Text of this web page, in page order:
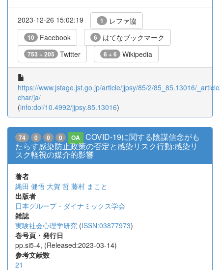
2023-12-26 15:02:19 1 レファ協
10 Facebook 6 はてなブックマーク
753 + 205 Twitter 6 + 6 Wikipedia
https://www.jstage.jst.go.jp/article/jjpsy/85/2/85_85.13016/
char/ja/
(info:doi/10.4992/jjpsy.85.13016)
74 0 0 0 OA
COVID-19に関する陰謀信念がも
たらす感染防止政策の否定と感染リスク行動:感染リ
スク軽視の媒介的影響
著者
縄田 健悟 大賀 哲 藤村 まこと
出版者
日本グループ・ダイナミックス学会
雑誌
実験社会心理学研究 (ISSN:03877973)
巻号頁・発行日
pp.si5-4, (Released:2023-03-14)
参考文献数
21